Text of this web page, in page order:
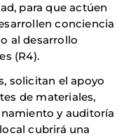
para que actúen
conciencia
al desarrollo
(R4).
solicitan el apoyo
de materiales,
y auditoría
cubrirá una